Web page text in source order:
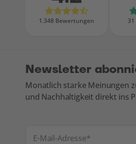
Bewertungen
1.348 Bewertungen
Newsletter
Monatlich starke Meinungen
und Nachhaltigkeit direkt ins
E-Mail-Adresse*